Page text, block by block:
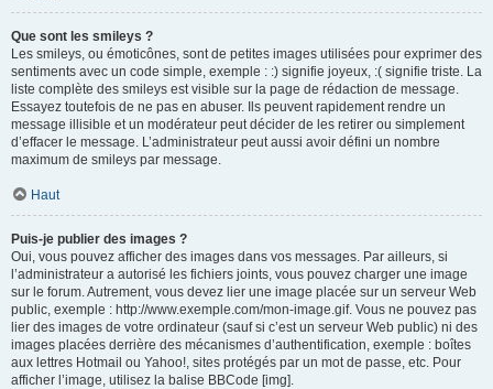
Que sont les smileys ?
Les smileys, ou émoticônes, sont de petites images utilisées pour exprimer des
sentiments avec un code simple, exemple : :) signifie joyeux, :( signifie triste. La
liste complète des smileys est visible sur la page de rédaction de message.
Essayez toutefois de ne pas en abuser. Ils peuvent rapidement rendre un
message illisible et un modérateur peut décider de les retirer ou simplement
d’effacer le message. L’administrateur peut aussi avoir défini un nombre
maximum de smileys par message.
Haut
Puis-je publier des images ?
Oui, vous pouvez afficher des images dans vos messages. Par ailleurs, si
l’administrateur a autorisé les fichiers joints, vous pouvez charger une image
sur le forum. Autrement, vous devez lier une image placée sur un serveur Web
public, exemple : http://www.exemple.com/mon-image.gif. Vous ne pouvez pas
lier des images de votre ordinateur (sauf si c’est un serveur Web public) ni des
images placées derrière des mécanismes d’authentification, exemple : boîtes
aux lettres Hotmail ou Yahoo!, sites protégés par un mot de passe, etc. Pour
afficher l’image, utilisez la balise BBCode [img].